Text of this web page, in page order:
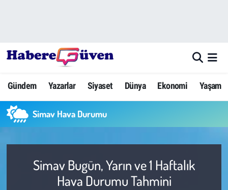
Gündem Yazarlar Siyaset Dünya Ekonomi Yaşam
Simav Hava Durumu
Simav Bugün, Yarın ve 1 Haftalık
Hava Durumu Tahmini
Yazarlar
Dünya
Siyaset
Ekonomi
Yaşam
Hava Durumu
Trafik Durumu
Süper Lig Puan Durumu ve Fikstür
Tüm Manşetler
Son Dakika Haberleri